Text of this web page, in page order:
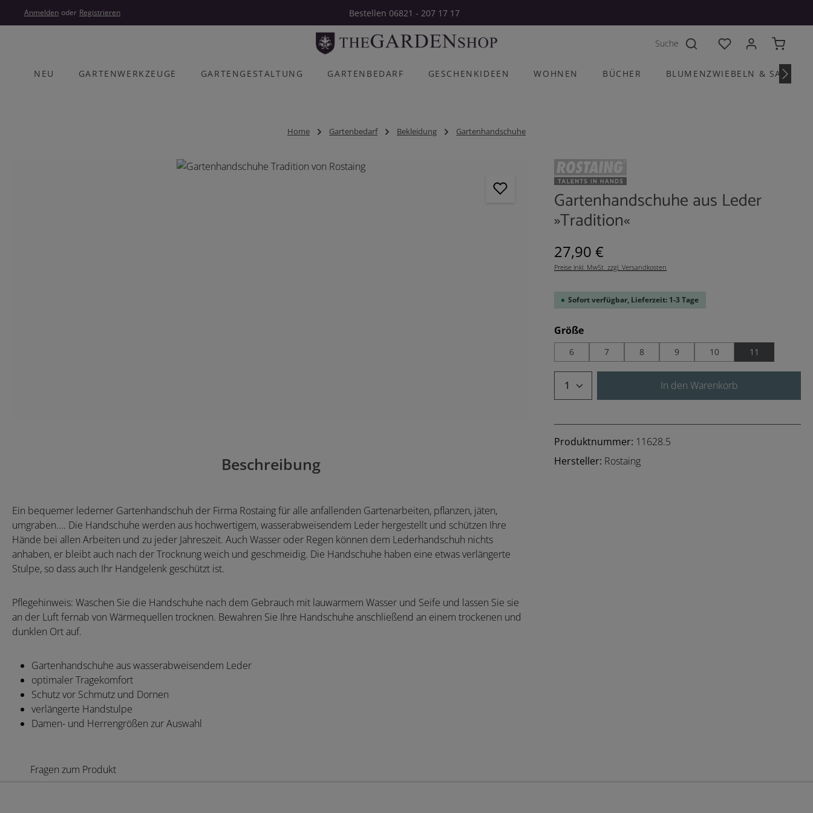
Hauptinhalt springen
Zur Hauptnavigation springen
Anmelden oder Registrieren Bestellen 06821 - 207 17 17
Du hast 0 Produkte
NEU GARTENWERKZEUGE GARTENGESTALTUNG GARTENBEDARF GESCHENKIDEEN WOHNEN BÜCHER BLUMENZWIEBELN &
Home Gartenbedarf Bekleidung Gartenhandschuhe
Gartenhandschuhe aus Leder
»Tradition«
Regulärer Preis:
27,90 €
Preise inkl. MwSt. zzgl. Versandkosten
Sofort verfügbar, Lieferzeit: 1-3 Tage
Größeauswählen
6 7 8 9 10 11
Produkt Anzahl: Gib den
In den Warenkorb
Produktnummer: 11628.5
Hersteller: Rostaing
Beschreibung
Ein bequemer lederner Gartenhandschuh der Firma Rostaing für alle anfallenden Gartenarbeiten, pflanzen, jäten,
umgraben.... Die Handschuhe werden aus hochwertigem, wasserabweisendem Leder hergestellt und schützen Ihre
Hände bei allen Arbeiten und zu jeder Jahreszeit. Auch Wasser oder Regen können dem Lederhandschuh nichts
anhaben, er bleibt auch nach der Trocknung weich und geschmeidig. Die Handschuhe haben eine etwas verlängerte
Stulpe, so dass auch Ihr Handgelenk geschützt ist.
Pflegehinweis: Waschen Sie die Handschuhe nach dem Gebrauch mit lauwarmem Wasser und Seife und lassen Sie sie
an der Luft fernab von Wärmequellen trocknen. Bewahren Sie Ihre Handschuhe anschließend an einem trockenen und
dunklen Ort auf.
Gartenhandschuhe aus wasserabweisendem Leder
optimaler Tragekomfort
Schutz vor Schmutz und Dornen
verlängerte Handstulpe
Damen- und Herrengrößen zur Auswahl
Fragen zum Produkt